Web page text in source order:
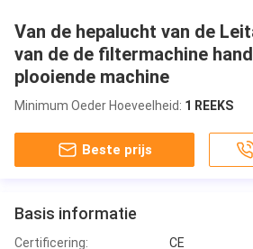
Van de hepalucht van de
van de de filtermachine
plooiende machine
Minimum Oeder Hoeveelheid: 1 REEKS
Beste prijs
Basis informatie
Certificering: CE